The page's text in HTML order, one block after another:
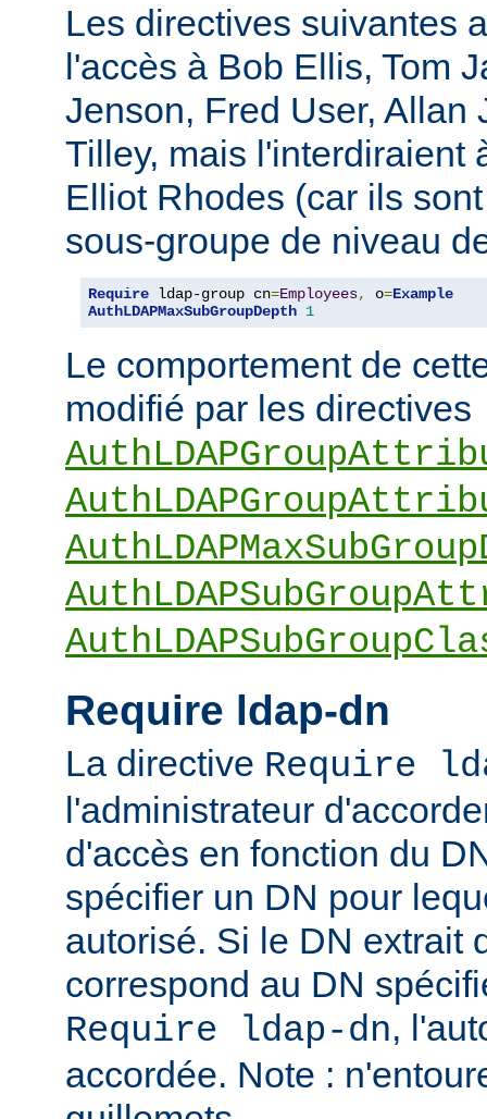
Les directives suivantes
l'accès à Bob Ellis, Tom
Jenson, Fred User, Allan
Tilley, mais l'interdiraient
Elliot Rhodes (car ils
sous-groupe de niveau
Require ldap-group cn=Employees, o=Example
AuthLDAPMaxSubGroupDepth 1
Le comportement de
modifié par les directives
Require ldap-dn
La directive Require
l'administrateur
d'accès en fonction du
spécifier un DN pour
autorisé. Si le DN extrait
correspond au DN
Require ldap-dn,
accordée. Note :